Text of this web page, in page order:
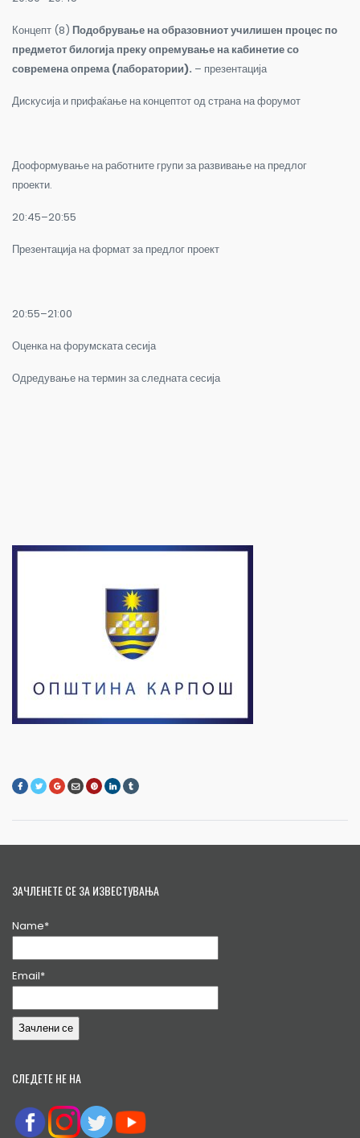
Концепт (8) Подобрување на образовниот училишен процес по
предметот билогија преку опремување на кабинетие со
современа опрема(лаборатории). – презентација
Дискусија и прифаќање на концептот од страна на форумот
Дооформување на работните групи за развивање на предлог
проекти.
20:45–20:55
Презентација на формат за предлог проект
20:55–21:00
Оценка на форумската сесија
Одредување на термин за следната сесија
ЗАЧЛЕНЕТЕ СЕ ЗА ИЗВЕСТУВАЊА
Name*
Email*
СЛЕДЕТЕ НЕ НА